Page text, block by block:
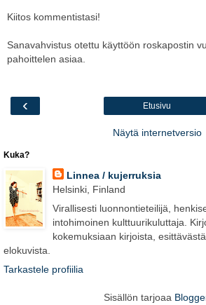
Kiitos kommentistasi!
Sanavahvistus otettu käyttöön roskapostin
pahoittelen asiaa.
‹ Etusivu
Näytä internetversio
Kuka?
Linnea / kujerruksia
Helsinki, Finland
Virallisesti luonnontieteilijä,
intohimoinen kulttuurikuluttaja.
kokemuksiaan kirjoista,
elokuvista.
Tarkastele profiilia
Sisällön tarjoaa